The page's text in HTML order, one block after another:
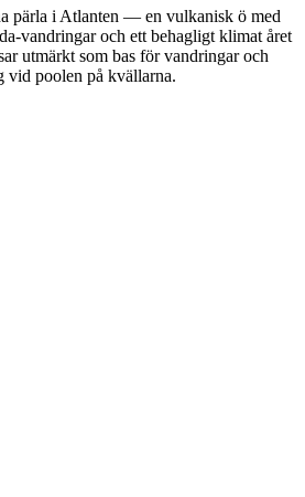
pärla i Atlanten — en vulkanisk ö med
vandringar och ett behagligt klimat året
utmärkt som bas för vandringar och
vid poolen på kvällarna.